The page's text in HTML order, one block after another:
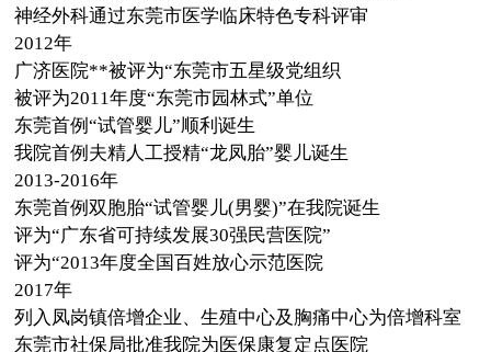
神经外科通过东莞市医学临床特色专科评审
2012年
广济医院**被评为“东莞市五星级党组织
被评为2011年度“东莞市园林式”单位
东莞首例“试管婴儿”顺利诞生
我院首例夫精人工授精“龙凤胎”婴儿诞生
2013-2016年
东莞首例双胞胎“试管婴儿(男婴)”在我院诞生
评为“广东省可持续发展30强民营医院”
评为“2013年度全国百姓放心示范医院
2017年
列入凤岗镇倍增企业、生殖中心及胸痛中心为倍增科室
东莞市社保局批准我院为医保康复定点医院